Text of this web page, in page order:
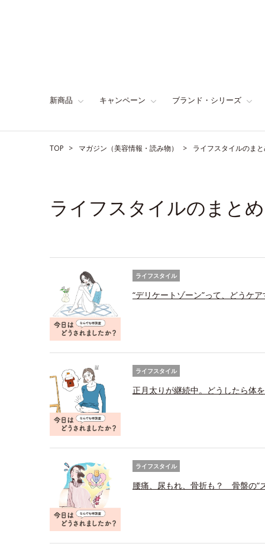
新商品 キャンペーン ブランド・シリーズ
TOP マガジン（美容情報・読み物） ライフスタイルのま
ライフスタイルのまとめ
ライフスタイル
“デリケートゾーン”って、どうケ
ライフスタイル
正月太りが継続中。どうしたら体
ライフスタイル
腰痛、尿もれ、骨折も？ 骨盤の“